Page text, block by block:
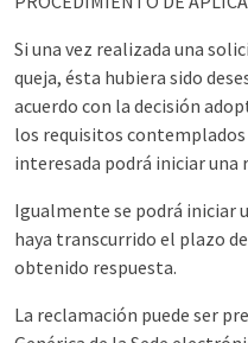
Si una vez realizada una
queja, ésta hubiera sido
acuerdo con la decisión
los requisitos
interesada podrá iniciar una
Igualmente se podrá iniciar
haya transcurrido el plazo
obtenido respuesta.
La reclamación puede ser